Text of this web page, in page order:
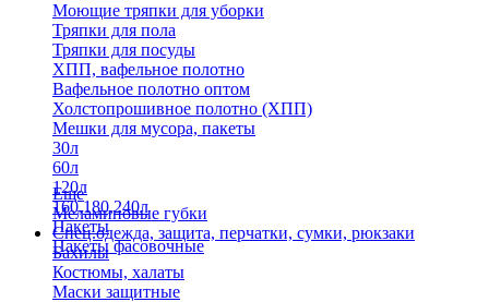
Моющие тряпки для уборки
Тряпки для пола
Тряпки для посуды
ХПП, вафельное полотно
Вафельное полотно оптом
Холстопрошивное полотно (ХПП)
Мешки для мусора, пакеты
30л
60л
120л
160,180,240л
Пакеты
Пакеты фасовочные
Еще
Меламиновые губки
Спец.одежда, защита, перчатки, сумки, рюкзаки
Бахилы
Костюмы, халаты
Маски защитные